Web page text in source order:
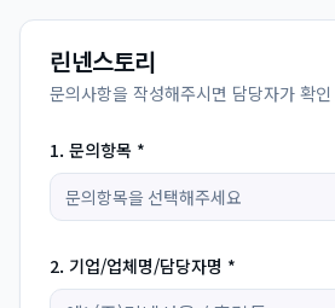
린넨스토리
문의사항을 작성해주시면 담당자가 확
1. 문의항목 *
문의항목을 선택해주세요
2. 기업/업체명/담당자명 *